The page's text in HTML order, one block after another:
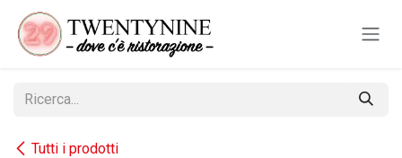
Passa al contenuto
Tutti i prodotti